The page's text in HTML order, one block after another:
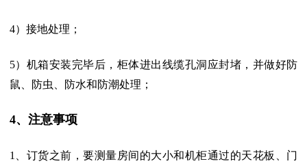
4）接地处理；
5）机箱安装完毕后，柜体进出线缆孔洞应封堵，并做好防
鼠、防虫、防水和防潮处理；
4、注意事项
1、订货之前，要测量房间的大小和机柜通过的天花板、门